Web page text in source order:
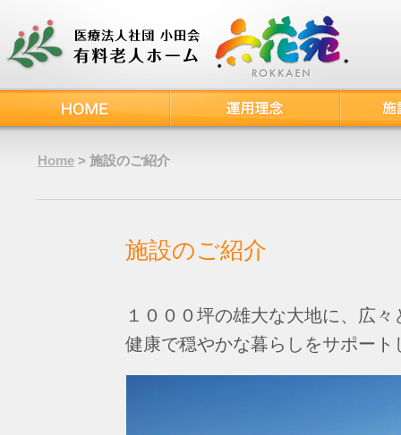
Home > 施設のご紹介
施設のご紹介
１０００坪の雄大な大地に、広
健康で穏やかな暮らしをサポート